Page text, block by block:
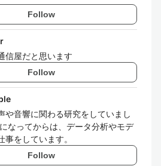
Follow
信屋だと思います
Follow
や音響に関わる研究をしていまし
なってからは、データ分析やモデ
事をしています。
Follow